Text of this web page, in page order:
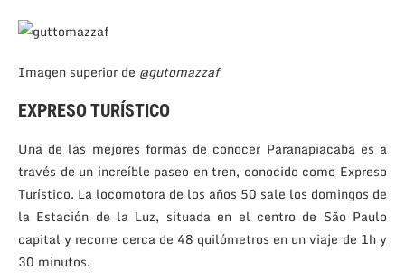
Imagen superior de @gutomazzaf
EXPRESO TURÍSTICO
Una de las mejores formas de conocer Paranapiacaba es a
través de un increíble paseo en tren, conocido como Expreso
Turístico. La locomotora de los años 50 sale los domingos de
la Estación de la Luz, situada en el centro de São Paulo
capital y recorre cerca de 48 quilómetros en un viaje de 1h y
30 minutos.